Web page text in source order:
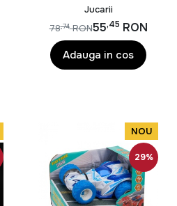
MOMKI
Jucarii
55,45 RON
78,74 RON
Adauga in cos
NOU
29%